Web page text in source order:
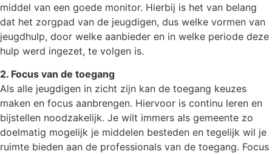
middel van een goede monitor. Hierbij is het van belang
dat het zorgpad van de jeugdigen, dus welke vormen van
jeugdhulp, door welke aanbieder en in welke periode deze
hulp werd ingezet, te volgen is.
2. Focus van de toegang
Als alle jeugdigen in zicht zijn kan de toegang keuzes
maken en focus aanbrengen. Hiervoor is continu leren en
bijstellen noodzakelijk. Je wilt immers als gemeente zo
doelmatig mogelijk je middelen besteden en tegelijk wil je
ruimte bieden aan de professionals van de toegang. Focus